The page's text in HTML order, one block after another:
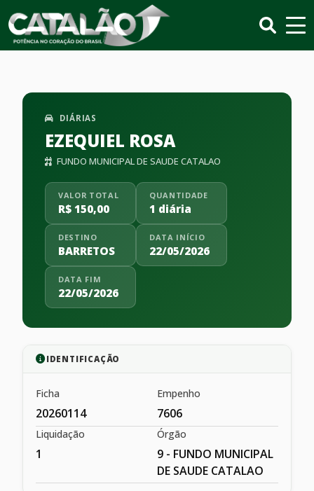
DIÁRIAS
EZEQUIEL ROSA
FUNDO MUNICIPAL DE SAUDE CATALAO
VALOR TOTAL
R$ 150,00
QUANTIDADE
1 diária
DESTINO
BARRETOS
DATA INÍCIO
22/05/2026
DATA FIM
22/05/2026
IDENTIFICAÇÃO
Ficha
20260114
Empenho
7606
Liquidação
1
Órgão
9 - FUNDO MUNICIPAL
DE SAUDE CATALAO